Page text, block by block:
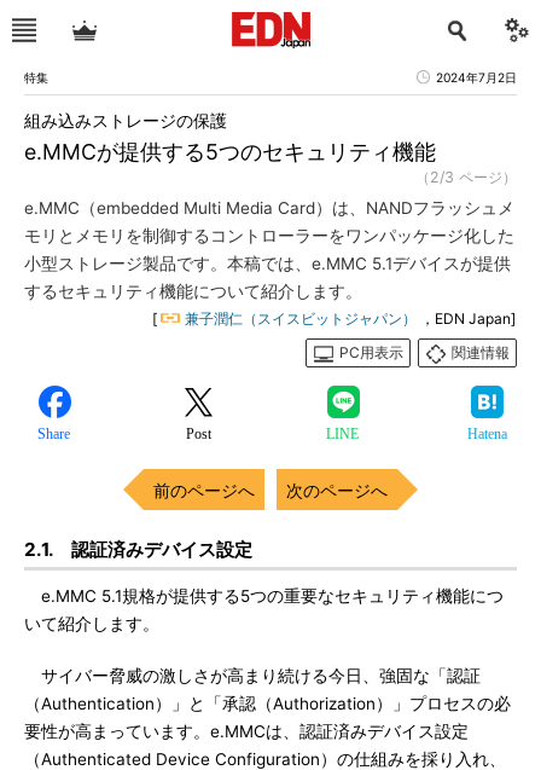
特集 2024年7月2日
e.MMCが提供する5つのセキュリティ機能
組み込みストレージの保護
（2/3 ページ）
e.MMC（embedded Multi Media Card）は、NANDフラッシュメ
モリとメモリを制御するコントローラーをワンパッケージ化した
小型ストレージ製品です。本稿では、e.MMC 5.1デバイスが提供
するセキュリティ機能について紹介します。
[ 兼子潤仁（スイスビットジャパン）
，EDN Japan]
PC用表示
関連情報
Share Post LINE Hatena
前のページへ 次のページへ
2.1. 認証済みデバイス設定
e.MMC 5.1規格が提供する5つの重要なセキュリティ機能につ
いて紹介します。
サイバー脅威の激しさが高まり続ける今日、強固な「認証
（Authentication）」と「承認（Authorization）」プロセスの必
要性が高まっています。e.MMCは、認証済みデバイス設定
（Authenticated Device Configuration）の仕組みを採り入れ、